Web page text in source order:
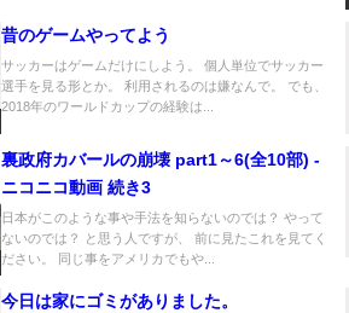
昔のゲームやってよう
サッカーはゲームだけにしよう。 個人単位でサッカー
選手を見る形とか。 利用されるのは嫌なんで。 でも、
2018年のワールドカップの経験は...
裏政府カバールの崩壊 part1～6(全10部) -
ニコニコ動画 続き3
日本がこのような事や手法を知らないのでは？ やって
ないのでは？ と思う人ですが、 前に見たこれを見てく
ださい。 同じ事をアメリカでもや...
今日は家にゴミがありました。